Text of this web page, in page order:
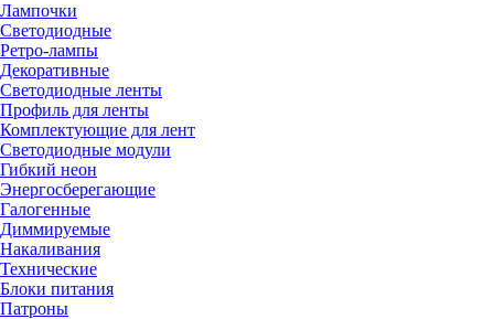
Лампочки
Светодиодные
Ретро-лампы
Декоративные
Светодиодные ленты
Профиль для ленты
Комплектующие для лент
Светодиодные модули
Гибкий неон
Энергосберегающие
Галогенные
Диммируемые
Накаливания
Технические
Блоки питания
Патроны